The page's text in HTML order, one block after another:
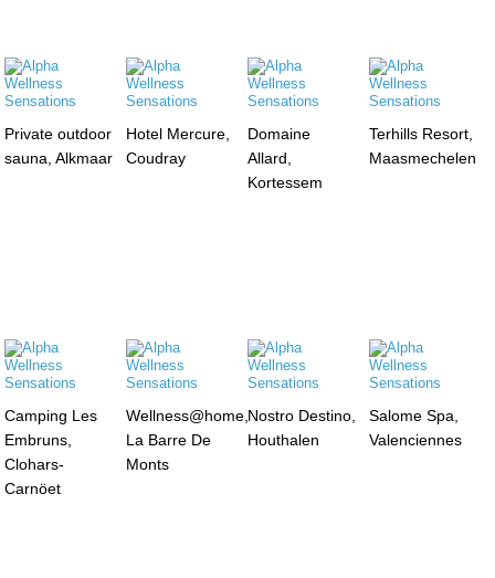
Private outdoor
sauna, Alkmaar
Hotel Mercure,
Coudray
Domaine
Allard,
Kortessem
Terhills Resort,
Maasmechelen
Camping Les
Embruns,
Clohars-
Carnöet
Wellness@home,
La Barre De
Monts
Nostro Destino,
Houthalen
Salome Spa,
Valenciennes